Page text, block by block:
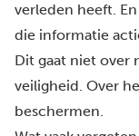
verleden heeft.
die informatie
Dit gaat niet over
veiligheid. Over
beschermen.